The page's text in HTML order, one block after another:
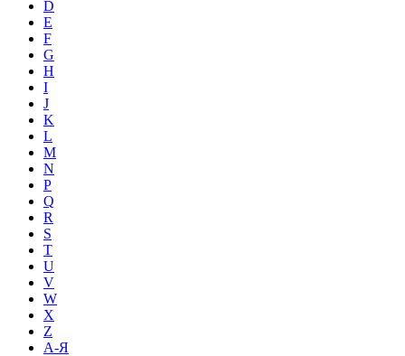
D
E
F
G
H
I
J
K
L
M
N
P
Q
R
S
T
U
V
W
X
Z
А-Я